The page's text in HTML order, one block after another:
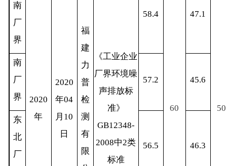
2020
年
2020
年04
月 10
日
福
建
力
普
检
测
有
限
《工业企业
厂界环境噪
声排放标
准》
GB12348-
2008中2类
标准
60 50
南
厂
界
58.4 47.1
南
厂
界
57.2 45.6
东
北
厂
56.5 46.3